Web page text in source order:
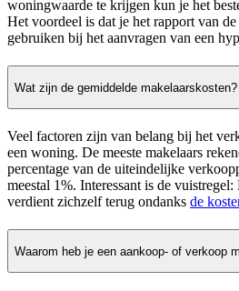
woningwaarde te krijgen kun je het
Het voordeel is dat je het rapport van
gebruiken bij het aanvragen van een
Wat zijn de gemiddelde makelaarskosten?
Veel factoren zijn van belang bij het
een woning. De meeste makelaars
percentage van de uiteindelijke
meestal 1%. Interessant is de vuistregel:
verdient zichzelf terug ondanks de
Waarom heb je een aankoop- of verkoop